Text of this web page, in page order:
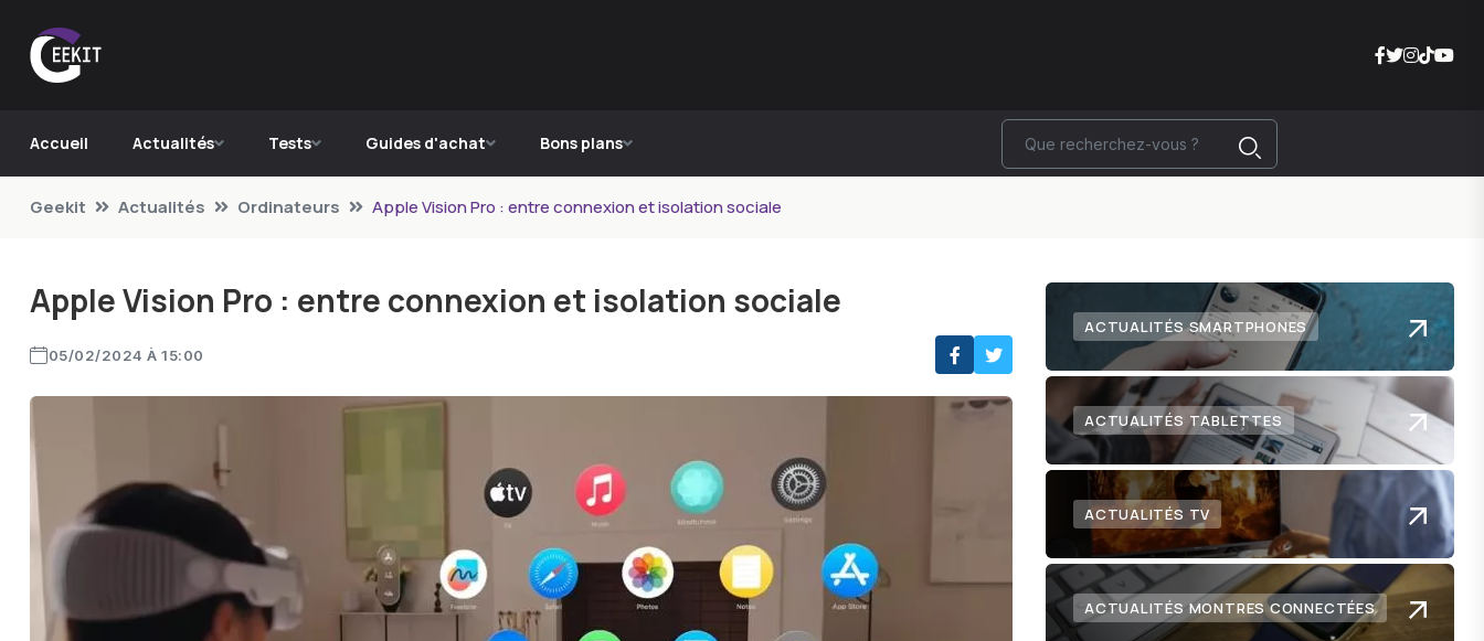
Accueil Actualités Tests Guides d'achat Bons plans
Geekit Actualités Ordinateurs Apple Vision Pro : entre connexion et isolation sociale
Apple Vision Pro : entre connexion et isolation sociale
05/02/2024 À 15:00
ACTUALITÉS SMARTPHONES
ACTUALITÉS TABLETTES
ACTUALITÉS TV
ACTUALITÉS MONTRES CONNECTÉES